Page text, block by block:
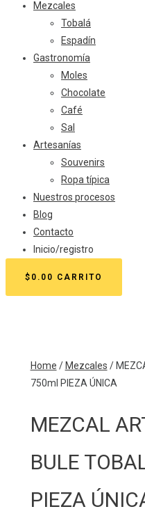
Mezcales
Tobalá
Espadín
Gastronomía
Moles
Chocolate
Café
Sal
Artesanías
Souvenirs
Ropa típica
Nuestros procesos
Blog
Contacto
Inicio/registro
$ 0.00 CARRITO
Home /Mezcales /
750ml PIEZA ÚNICA
MEZCAL
BULE
PIEZA